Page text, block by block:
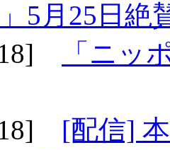
5月25日絶
18]
「ニッ
18] [配信]